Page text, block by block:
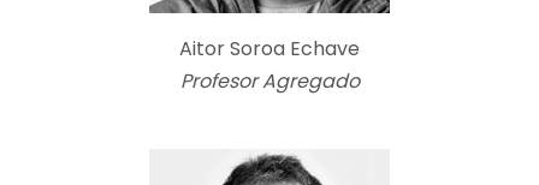
Aitor Soroa Echave
Profesor Agregado